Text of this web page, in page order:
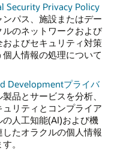
Security Privacy Policy
パス、施設またはデー
のネットワークおよび
よびセキュリティ対策
人情報の処理について
Developmentプライバ
品とサービスを分析、
リティとコンプライア
人工知能(AI)および機
たオラクルの個人情報
。